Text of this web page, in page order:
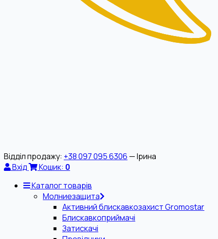
Відділ продажу: +38 097 095 6306 — Ірина
Вхід
Кошик: 0
Каталог товарів
Молниезащита
Активний блискавкозахист Gromostar
Блискавкоприймачі
Затискачі